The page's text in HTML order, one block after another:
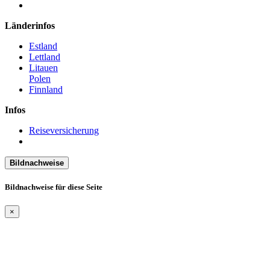
Länderinfos
Estland
Lettland
Litauen
Polen
Finnland
Infos
Reiseversicherung
Bildnachweise
Bildnachweise für diese Seite
×